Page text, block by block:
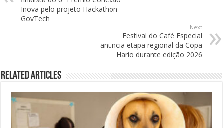
Inova pelo projeto Hackathon
GovTech
Next
Festival do Café Especial
anuncia etapa regional da Copa
Hario durante edição 2026
Related Articles